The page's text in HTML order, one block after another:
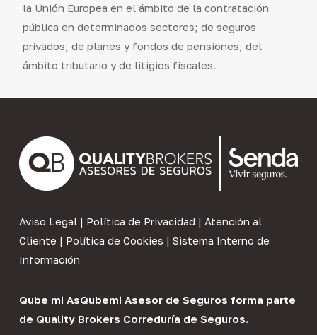
la Unión Europea en el ámbito de la contratación
pública en determinados sectores; de seguros
privados; de planes y fondos de pensiones; del
ámbito tributario y de litigios fiscales.
Aviso Legal| Política de Privacidad | Atención al
Cliente | Política de Cookies | Sistema Interno de
Información
Qube mi AsQubemi Asesor de Seguros forma parte
de Quality Brokers Correduría de Seguros.